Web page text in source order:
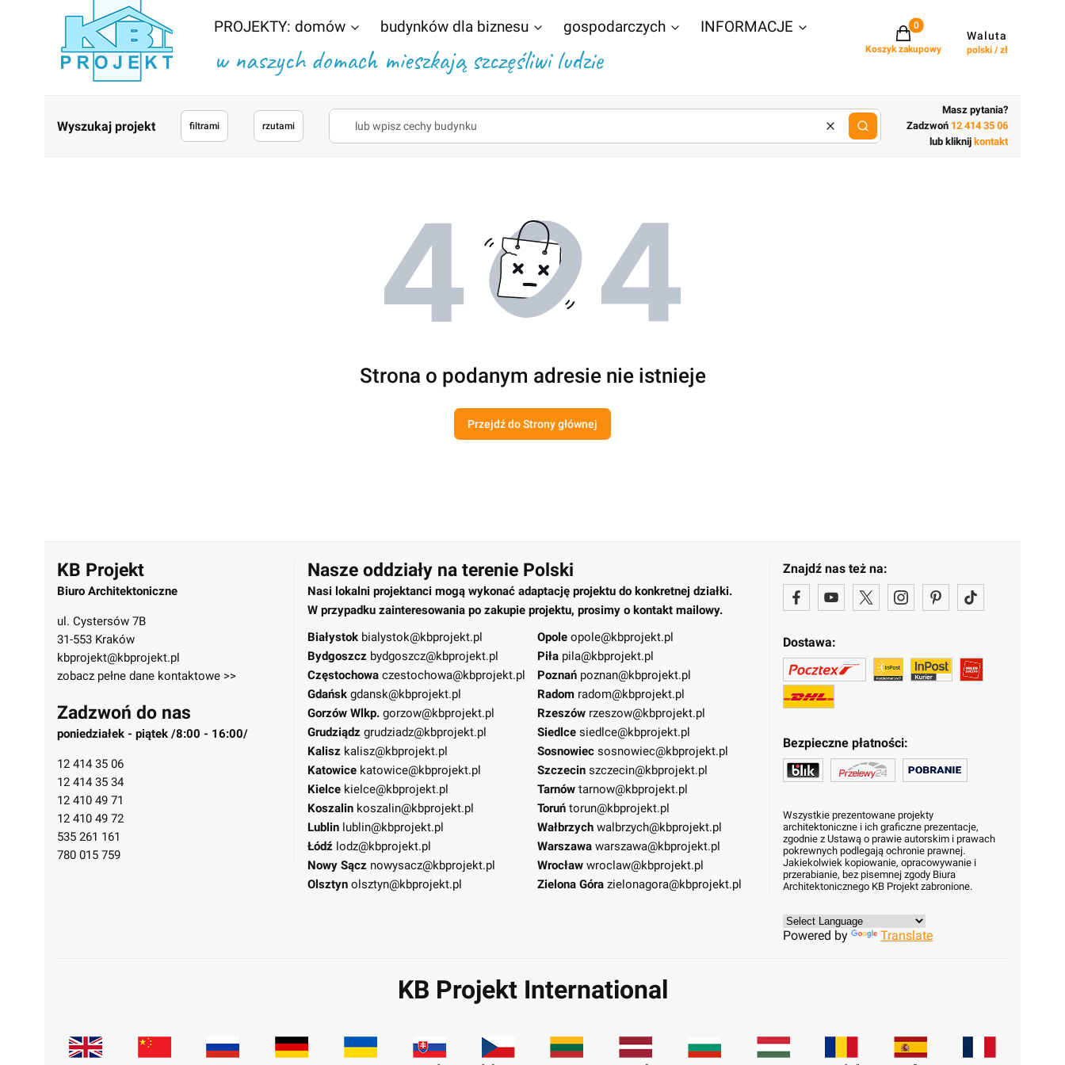
PROJEKTY: domów budynków dla biznesu gospodarczych INFORMACJE
w naszych domach mieszkają szczęśliwi ludzie
Projekty w koszyku: 0. Zobacz
Koszyk zakupowy
Waluta
polski / zł
Wyszukaj projekt filtrami rzutami
Wyczyśćlub wpisz cechy budynku
Masz pytania?
Zadzwoń 12 414 35 06
lub kliknij kontakt
Strona o podanym adresie nie istnieje
Przejdź do Strony głównej
KB Projekt
Biuro Architektoniczne
ul. Cystersów 7B
31-553 Kraków
kbprojekt@kbprojekt.pl
zobacz pełne dane kontaktowe >>
Zadzwoń do nas
poniedziałek - piątek /8:00 - 16:00/
12 414 35 06
12 414 35 34
12 410 49 71
12 410 49 72
535 261 161
780 015 759
Nasze oddziały na terenie Polski
Nasi lokalni projektanci mogą wykonać adaptację projektu do konkretnej działki.
W przypadku zainteresowania po zakupie projektu, prosimy o kontakt mailowy.
Białystok bialystok@kbprojekt.pl
Bydgoszcz bydgoszcz@kbprojekt.pl
Częstochowa czestochowa@kbprojekt.pl
Gdańsk gdansk@kbprojekt.pl
Gorzów Wlkp. gorzow@kbprojekt.pl
Grudziądz grudziadz@kbprojekt.pl
Kalisz kalisz@kbprojekt.pl
Katowice katowice@kbprojekt.pl
Kielce kielce@kbprojekt.pl
Koszalin koszalin@kbprojekt.pl
Lublin lublin@kbprojekt.pl
Łódź lodz@kbprojekt.pl
Nowy Sącz nowysacz@kbprojekt.pl
Olsztyn olsztyn@kbprojekt.pl
Opole opole@kbprojekt.pl
Piła pila@kbprojekt.pl
Poznań poznan@kbprojekt.pl
Radom radom@kbprojekt.pl
Rzeszów rzeszow@kbprojekt.pl
Siedlce siedlce@kbprojekt.pl
Sosnowiec sosnowiec@kbprojekt.pl
Szczecin szczecin@kbprojekt.pl
Tarnów tarnow@kbprojekt.pl
Toruń torun@kbprojekt.pl
Wałbrzych walbrzych@kbprojekt.pl
Warszawa warszawa@kbprojekt.pl
Wrocław wroclaw@kbprojekt.pl
Zielona Góra zielonagora@kbprojekt.pl
Znajdź nas też na:
Dostawa:
Bezpieczne płatności:
Wszystkie prezentowane projekty
architektoniczne i ich graficzne prezentacje,
zgodnie z Ustawą o prawie autorskim i prawach
pokrewnych podlegają ochronie prawnej.
Jakiekolwiek kopiowanie, opracowywanie i
przerabianie, bez pisemnej zgody Biura
Architektonicznego KB Projekt zabronione.
Powered by Translate
KB Projekt International